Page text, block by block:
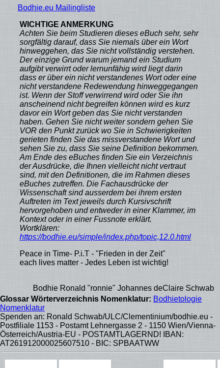
Bodhie.eu Mailingliste
WICHTIGE ANMERKUNG
Achten Sie beim Studieren dieses eBuch sehr, sehr
sorgfältig darauf, dass Sie niemals über ein Wort
hinweggehen, das Sie nicht vollständig verstehen.
Der einzige Grund warum jemand ein Studium
aufgibt verwirrt oder lernunfähig wird liegt darin
dass er über ein nicht verstandenes Wort oder eine
nicht verstandene Redewendung hinweggegangen
ist. Wenn der Stoff verwirrend wird oder Sie ihn
anscheinend nicht begreifen können wird es kurz
davor ein Wort geben das Sie nicht verstanden
haben. Gehen Sie nicht weiter sondern gehen Sie
VOR den Punkt zurück wo Sie in Schwierigkeiten
gerieten finden Sie das missverstandene Wort und
sehen Sie zu, dass Sie seine Definition bekommen.
Am Ende des eBuches finden Sie ein Verzeichnis
der Ausdrücke, die Ihnen vielleicht nicht vertraut
sind, mit den Definitionen, die im Rahmen dieses
eBuches zutreffen. Die Fachausdrücke der
Wissenschaft sind ausserdem bei ihrem ersten
Auftreten im Text jeweils durch Kursivschrift
hervorgehoben und entweder in einer Klammer, im
Kontext oder in einer Fussnote erklärt.
Wortklären:
https://bodhie.eu/simple/index.php/topic,12.0.html
Peace in Time- P.i.T - "Frieden in der Zeit"
each lives matter - Jedes Leben ist wichtig!
Ronald "ronnie" Johannes deClaire Schwab
Glossar Wörterverzeichnis Nomenklatur: Bodhietologie
Nomenklatur
Spenden an: Ronald Schwab/ULC/Clementinium/bodhie.eu -
Postfiliale 1153 - Postamt Lehnergasse 2 - 1150 Wien/Vienna-
Österreich/Austria-EU - POSTAMTLAGERND! IBAN:
AT261912000025607510 - BIC: SPBAATWW